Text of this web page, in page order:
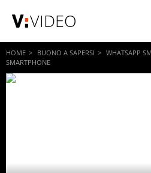
VIDEO
HOME BUONO A SAPERSI
WHATSAPP
SMARTPHONE